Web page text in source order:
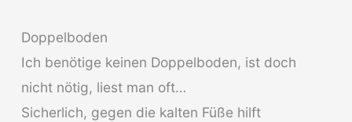
Doppelboden
Ich benötige keinen Doppelboden, ist doch
nicht nötig, liest man oft…
Sicherlich, gegen die kalten Füße hilft